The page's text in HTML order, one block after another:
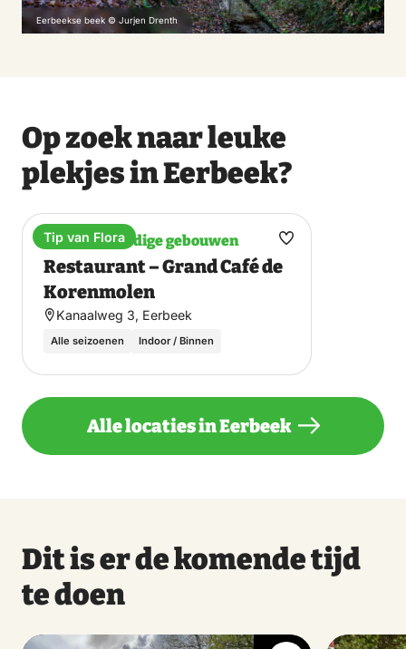
Eerbeekse beek © Jurjen Drenth
Op zoek naar leuke
plekjes in Eerbeek?
Bezienswaardige gebouwen
Restaurant – Grand Café de
Korenmolen
Kanaalweg 3, Eerbeek
Alle seizoenen Indoor / Binnen
Tip van Flora
Maak
Alle locaties in Eerbeek
Dit is er de komende tijd
te doen